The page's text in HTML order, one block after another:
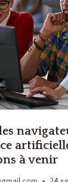
à venir